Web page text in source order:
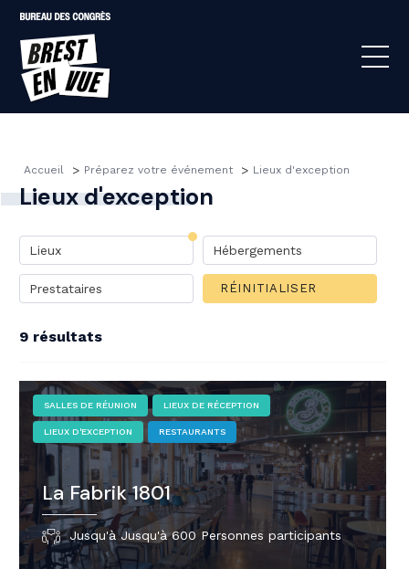
Accueil > Préparez votre événement > Lieux d'exception
Lieux d'exception
Lieux Hébergements
Prestataires RÉINITIALISER
9 résultats
SALLES DE RÉUNION LIEUX DE RÉCEPTION
LIEUX D'EXCEPTION RESTAURANTS
La Fabrik 1801
Jusqu'à Jusqu'à 600 Personnes participants